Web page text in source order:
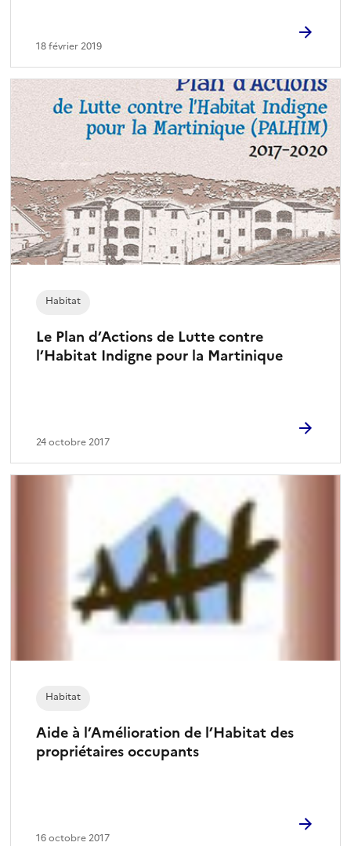
18 février 2019
Le Plan d’Actions de Lutte contre
l’Habitat Indigne pour la Martinique
Habitat
24 octobre 2017
Aide à l’Amélioration de l’Habitat des
propriétaires occupants
Habitat
16 octobre 2017